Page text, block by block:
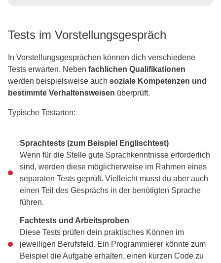
Tests im Vorstellungsgespräch
In Vorstellungsgesprächen können dich verschiedene
Tests erwarten. Neben fachlichen Qualifikationen
werden beispielsweise auch soziale Kompetenzen und
bestimmte Verhaltensweisen überprüft.
Typische Testarten:
Sprachtests (zum Beispiel Englischtest)
Wenn für die Stelle gute Sprachkenntnisse erforderlich
sind, werden diese möglicherweise im Rahmen eines
separaten Tests geprüft. Vielleicht musst du aber auch
einen Teil des Gesprächs in der benötigten Sprache
führen.
Fachtests und Arbeitsproben
Diese Tests prüfen dein praktisches Können im
jeweiligen Berufsfeld. Ein Programmierer könnte zum
Beispiel die Aufgabe erhalten, einen kurzen Code zu